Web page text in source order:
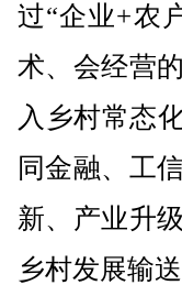
过“企业+农
术、会经营
入乡村常态
同金融、工
新、产业升
乡村发展输